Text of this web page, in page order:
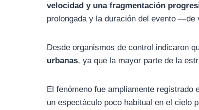
velocidad y una fragmentación
prolongada y la duración del evento
Desde organismos de control indicaron
urbanas, ya que la mayor parte de la
El fenómeno fue ampliamente
un espectáculo poco habitual en el cielo